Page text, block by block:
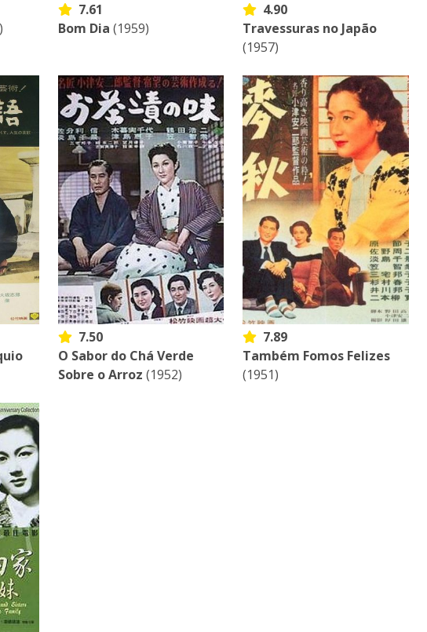
7.61
Bom Dia (1959)
4.90
Travessuras no Japão
(1957)
7.50
O Sabor do Chá Verde
Sobre o Arroz (1952)
7.89
Também Fomos Felizes
(1951)